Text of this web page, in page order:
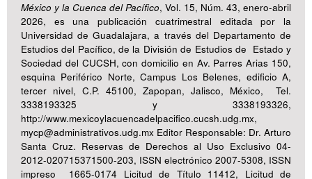
México y la Cuenca del Pacífico, Vol. 15, Núm. 43, enero-abril
2026, es una publicación cuatrimestral editada por la
Universidad de Guadalajara, a través del Departamento de
Estudios del Pacífico, de la División de Estudios de Estado y
Sociedad del CUCSH, con domicilio en Av. Parres Arias 150,
esquina Periférico Norte, Campus Los Belenes, edificio A,
tercer nivel, C.P. 45100, Zapopan, Jalisco, México, Tel.
3338193325 y 3338193326,
http://www.mexicoylacuencadelpacifico.cucsh.udg.mx,
mycp@administrativos.udg.mx Editor Responsable: Dr. Arturo
Santa Cruz. Reservas de Derechos al Uso Exclusivo 04-
2012-020715371500-203, ISSN electrónico 2007-5308, ISSN
impreso 1665-0174 Licitud de Título 11412, Licitud de